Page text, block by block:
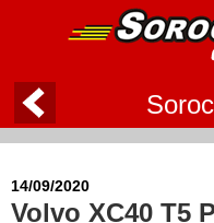
14/09/2020
Volvo XC40 T5